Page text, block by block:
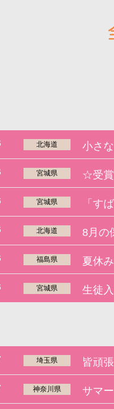
北海道
宮城県
宮城県 「す
北海道 8月の
福島県 夏休
宮城県 生徒
埼玉県 皆頑張
神奈川県 サマ